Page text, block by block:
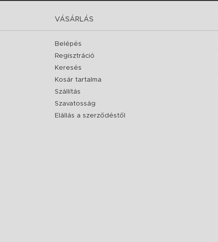
VÁSÁRLÁS
Belépés
Regisztráció
Keresés
Kosár tartalma
Szállítás
Szavatosság
Elállás a szerződéstől